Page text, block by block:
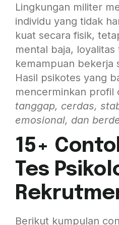
Lingkungan militer
individu yang tidak
kuat secara fisik,
mental baja, loyalitas
kemampuan bekerja
Hasil psikotes yang
mencerminkan profil
tanggap, cerdas,
emosional, dan
15+
Tes
Berikut kumpulan